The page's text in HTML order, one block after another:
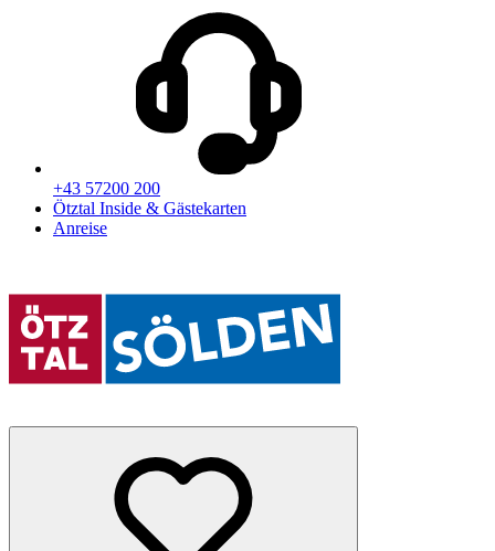
+43 57200 200
Ötztal Inside & Gästekarten
Anreise